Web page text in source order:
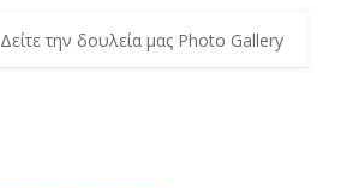
Δείτε την δουλεία μας Photo Gallery